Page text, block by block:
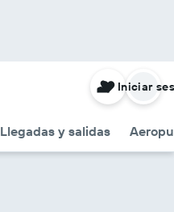
Llegadas y salidas
Iniciar